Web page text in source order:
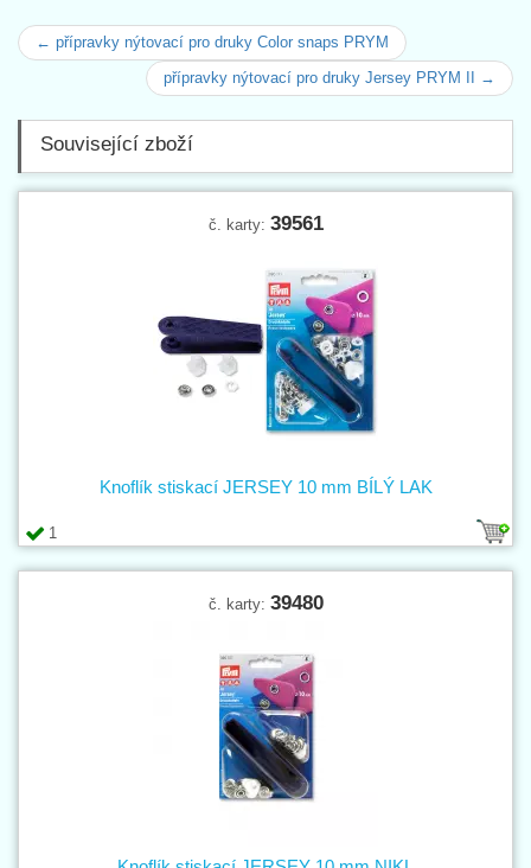
← přípravky nýtovací pro druky Color snaps PRYM
přípravky nýtovací pro druky Jersey PRYM II →
Související zboží
č. karty: 39561
1
Knoflík stiskací JERSEY 10 mm BÍLÝ LAK
č. karty: 39480